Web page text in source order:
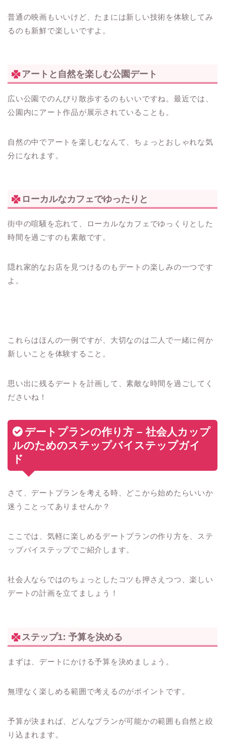
普通の映画もいいけど、たまには新しい技術を体験してみ
るのも新鮮で楽しいですよ。
アートと自然を楽しむ公園デート
広い公園でのんびり散歩するのもいいですね。最近では、
公園内にアート作品が展示されていることも。
自然の中でアートを楽しむなんて、ちょっとおしゃれな気
分になれます。
ローカルなカフェでゆったりと
街中の喧騒を忘れて、ローカルなカフェでゆっくりとした
時間を過ごすのも素敵です。
隠れ家的なお店を見つけるのもデートの楽しみの一つです
よ。
これらはほんの一例ですが、大切なのは二人で一緒に何か
新しいことを体験すること。
思い出に残るデートを計画して、素敵な時間を過ごしてく
ださいね！
デートプランの作り方 – 社会人カップ
ルのためのステップバイステップガイ
ド
さて、デートプランを考える時、どこから始めたらいいか
迷うことってありませんか？
ここでは、気軽に楽しめるデートプランの作り方を、ステ
ップバイステップでご紹介します。
社会人ならではのちょっとしたコツも押さえつつ、楽しい
デートの計画を立てましょう！
ステップ1: 予算を決める
まずは、デートにかける予算を決めましょう。
無理なく楽しめる範囲で考えるのがポイントです。
予算が決まれば、どんなプランが可能かの範囲も自然と絞
り込まれます。